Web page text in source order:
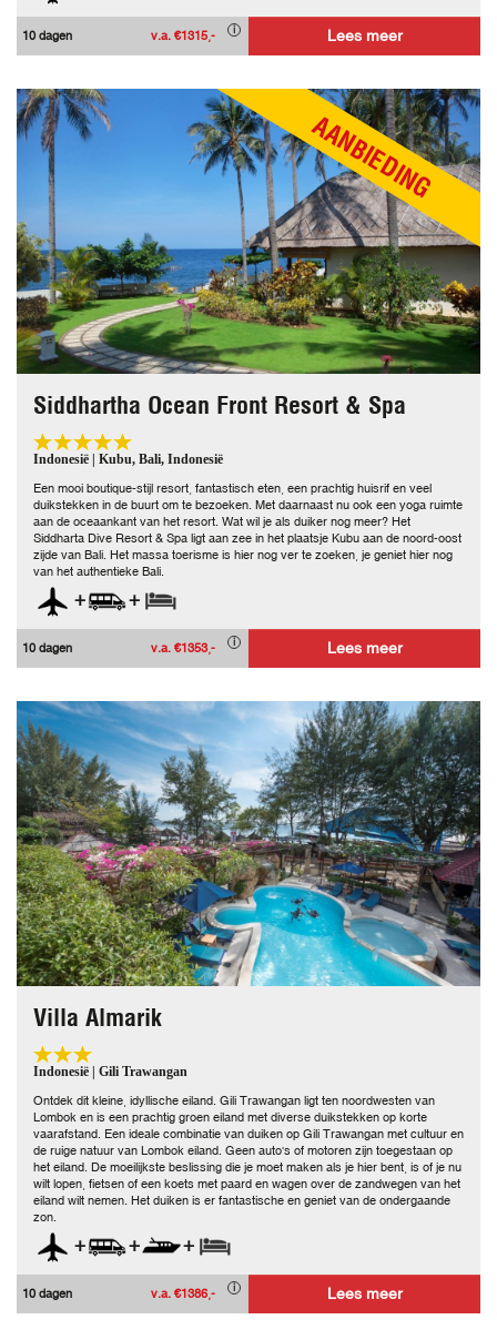
10 dagen v.a. €1315,- Lees meer
AANBIEDING
Siddhartha Ocean Front Resort & Spa
Indonesië | Kubu, Bali, Indonesië
Een mooi boutique-stijl resort, fantastisch eten, een prachtig huisrif en veel
duikstekken in de buurt om te bezoeken. Met daarnaast nu ook een yoga ruimte
aan de oceaankant van het resort. Wat wil je als duiker nog meer? Het
Siddharta Dive Resort & Spa ligt aan zee in het plaatsje Kubu aan de noord-oost
zijde van Bali. Het massa toerisme is hier nog ver te zoeken, je geniet hier nog
van het authentieke Bali.
+ +
10 dagen v.a. €1353,- Lees meer
Villa Almarik
Indonesië | Gili Trawangan
Ontdek dit kleine, idyllische eiland. Gili Trawangan ligt ten noordwesten van
Lombok en is een prachtig groen eiland met diverse duikstekken op korte
vaarafstand. Een ideale combinatie van duiken op Gili Trawangan met cultuur en
de ruige natuur van Lombok eiland. Geen auto's of motoren zijn toegestaan op
het eiland. De moeilijkste beslissing die je moet maken als je hier bent, is of je nu
wilt lopen, fietsen of een koets met paard en wagen over de zandwegen van het
eiland wilt nemen. Het duiken is er fantastische en geniet van de ondergaande
zon.
+ + +
10 dagen v.a. €1386,- Lees meer